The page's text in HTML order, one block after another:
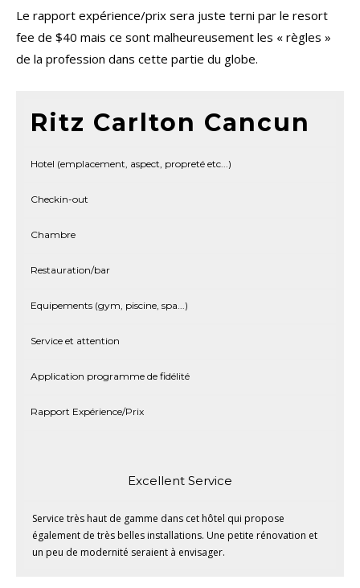
Le rapport expérience/prix sera juste terni par le resort
fee de $40 mais ce sont malheureusement les « règles »
de la profession dans cette partie du globe.
Ritz Carlton Cancun
Hotel (emplacement, aspect, propreté etc...)
Checkin-out
Chambre
Restauration/bar
Equipements (gym, piscine, spa...)
Service et attention
Application programme de fidélité
Rapport Expérience/Prix
Excellent Service
Service très haut de gamme dans cet hôtel qui propose
également de très belles installations. Une petite rénovation et
un peu de modernité seraient à envisager.